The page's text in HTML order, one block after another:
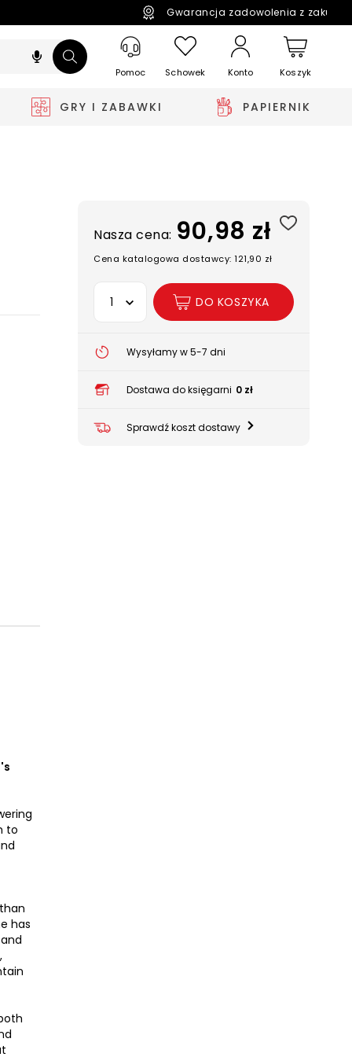
Gwarancja zadowolenia z
Pomoc Schowek Konto Koszyk
GRY I ZABAWKI PAPIERNIK
to
has
Nasza cena: 90,98 zł
Cena katalogowa dostawcy: 121,90 zł
Wybierz opcję
DO KOSZYKA
Wysyłamy w 5-7 dni
Dostawa do księgarni 0 zł
Sprawdź koszt dostawy